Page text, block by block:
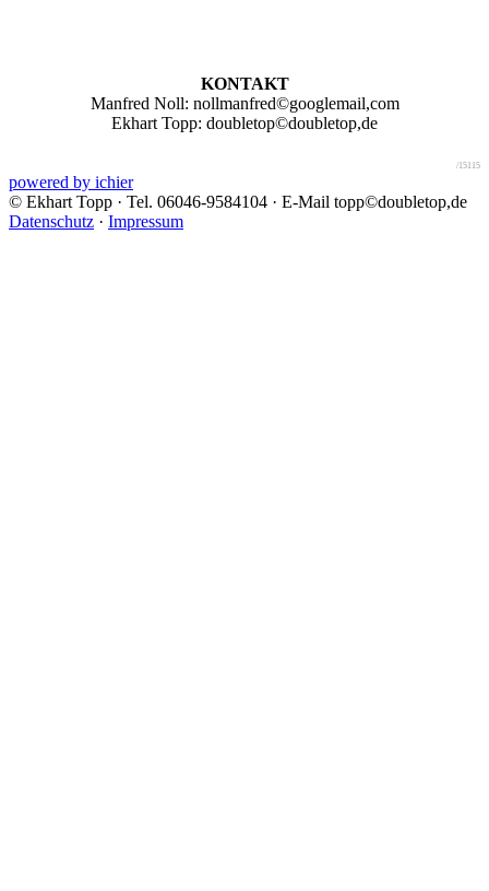
KONTAKT
Manfred Noll: nollmanfred©googlemail,com
Ekhart Topp: doubletop©doubletop,de
/15115
powered by ichier
© Ekhart Topp · Tel. 06046-9584104 · E-Mail topp©doubletop,de
Datenschutz · Impressum